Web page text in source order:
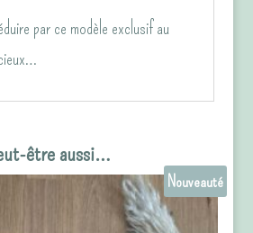
par ce modèle exclusif au
être aussi…
Nouveauté